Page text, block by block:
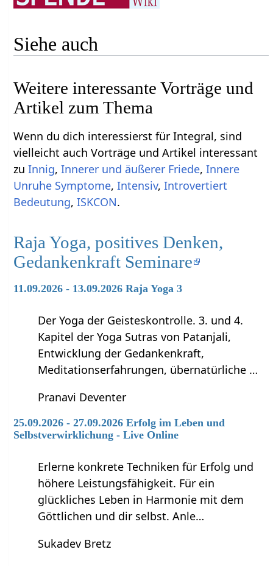
Siehe auch
Weitere interessante Vorträge und
Artikel zum Thema
Wenn du dich interessierst für Integral, sind
vielleicht auch Vorträge und Artikel interessant
zuInnig,Innerer und äußerer Friede,Innere
Unruhe Symptome,Intensiv,Introvertiert
Bedeutung,ISKCON.
Raja Yoga, positives Denken,
Gedankenkraft Seminare
11.09.2026 - 13.09.2026 Raja Yoga 3
Der Yoga der Geisteskontrolle. 3. und 4.
Kapitel der Yoga Sutras von Patanjali,
Entwicklung der Gedankenkraft,
Meditationserfahrungen, übernatürliche …
Pranavi Deventer
25.09.2026 - 27.09.2026 Erfolg im Leben und
Selbstverwirklichung - Live Online
Erlerne konkrete Techniken für Erfolg und
höhere Leistungsfähigkeit. Für ein
glückliches Leben in Harmonie mit dem
Göttlichen und dir selbst. Anle…
Sukadev Bretz